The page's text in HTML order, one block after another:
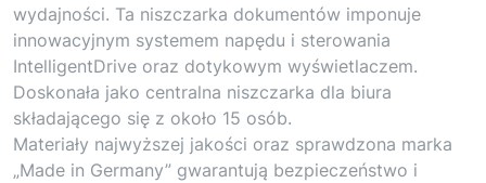
wydajności. Ta niszczarka dokumentów imponuje
innowacyjnym systemem napędu i sterowania
IntelligentDrive oraz dotykowym wyświetlaczem.
Doskonała jako centralna niszczarka dla biura
składającego się z około 15 osób.
Materiały najwyższej jakości oraz sprawdzona marka
„Made in Germany” gwarantują bezpieczeństwo i